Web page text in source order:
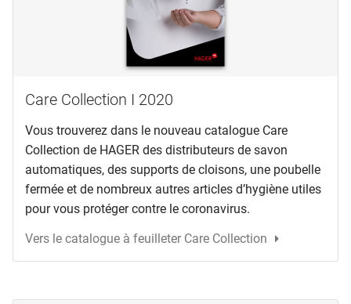
Care Collection I 2020
Vous trouverez dans le nouveau catalogue Care
Collection de HAGER des distributeurs de savon
automatiques, des supports de cloisons, une poubelle
fermée et de nombreux autres articles d’hygiène utiles
pour vous protéger contre le coronavirus.
Vers le catalogue à feuilleter Care Collection